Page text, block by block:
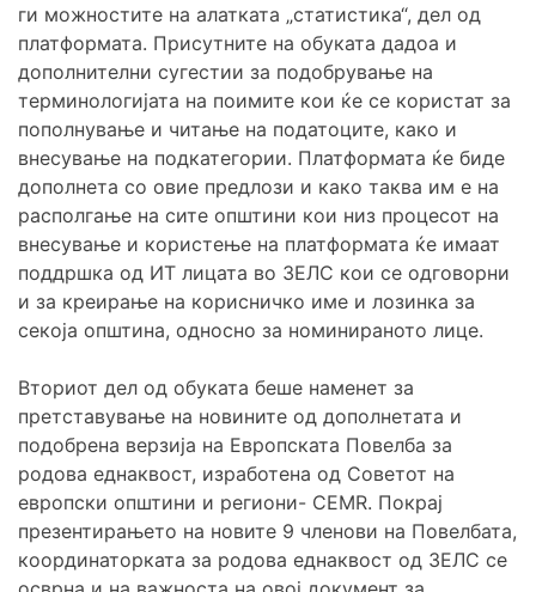
ги можностите на алатката „статистика“, дел од
платформата. Присутните на обуката дадоа и
дополнителни сугестии за подобрување на
терминологијата на поимите кои ќе се користат за
пополнување и читање на податоците, како и
внесување на подкатегории. Платформата ќе биде
дополнета со овие предлози и како таква им е на
располгање на сите општини кои низ процесот на
внесување и користење на платформата ќе имаат
поддршка од ИТ лицата во ЗЕЛС кои се одговорни
и за креирање на корисничко име и лозинка за
секоја општина, односно за номинираното лицe.
Вториот дел од обуката беше наменет за
претставување на новините од дополнетата и
подобрена верзија на Европската Повелба за
родова еднаквост, изработена од Советот на
европски општини и региони- CEMR. Покрај
презентирањето на новите 9 членови на Повелбата,
координаторката за родова еднаквост од ЗЕЛС се